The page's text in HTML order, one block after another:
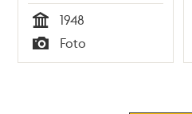
Tid
1948
Typ
Foto